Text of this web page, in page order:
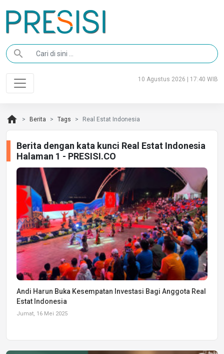
search
10 Agustus 2026 | 17:40 WIB
home Berita Tags Real Estat Indonesia
Berita dengan kata kunci Real Estat Indonesia
Halaman 1 - PRESISI.CO
Andi Harun Buka Kesempatan Investasi Bagi Anggota Real
Estat Indonesia
Jumat, 16 Mei 2025